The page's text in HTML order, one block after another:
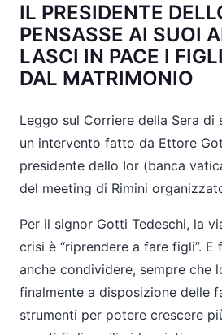
IL PRESIDENTE
PENSASSE AI SUOI
LASCI IN PACE I
DAL MATRIMONIO
Leggo sul Corriere della Sera di
un intervento fatto da Ettore
presidente dello Ior (banca
del meeting di Rimini
Per il signor Gotti Tedeschi, la
crisi è “riprendere a fare figli”. E
anche condividere, sempre che
finalmente a disposizione delle
strumenti per potere crescere